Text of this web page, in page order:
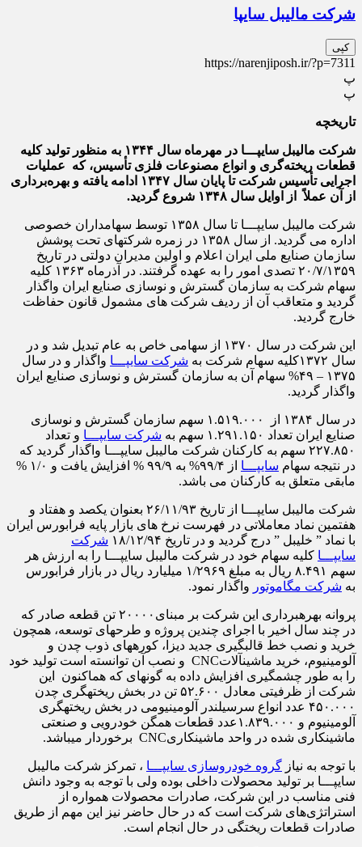
شرکت مالیبل سایپا
کپی
https://narenjiposh.ir/?p=7311
پ
پ
تاریخچه
شرکت مالیبل سایپـــا در مهرماه سال ۱۳۴۴ به­ منظور تولید کلیه
قطعات ریخته‌‌گری و انواع مصنوعات فلزی تأسیس، که عملیات
اجرایی تأسیس شرکت تا پایان سال ۱۳۴۷ ادامه یافته و بهره‌‌برداری
از آن عملاً از اوایل سال ۱۳۴۸ شروع گردید.
شرکت مالیبل سایپـــا تا سال ۱۳۵۸ توسط سهامداران خصوصی
اداره می گردید. از سال ۱۳۵۸ در زمره شرکتهای تحت پوشش
سازمان صنایع ملی ایران اعلام و اولین مدیران دولتی در تاریخ
۲۰/۷/۱۳۵۹ تصدی امور را به عهده گرفتند. در آذرماه ۱۳۶۳ کلیه
سهام شرکت به سازمان گسترش و نوسازی صنایع ایران واگذار
گردید و متعاقب آن از ردیف شرکت های مشمول قانون حفاظت
خارج گردید.
این شرکت در سال ۱۳۷۰ از سهامی خاص به عام تبدیل شد و در
سال ۱۳۷۲کلیه سهام شرکت به
شرکت سایپـــا واگذار و در سال
۱۳۷۵ – ۴۹% سهام آن به سازمان گسترش و نوسازی صنایع ایران
واگذار گردید.
در سال ۱۳۸۴ از ۱.۵۱۹.۰۰۰ سهم سازمان گسترش و نوسازی
صنایع ایران تعداد ۱.۲۹۱.۱۵۰ سهم به
شرکت سایپـــا و تعداد
۲۲۷.۸۵۰ سهم به کارکنان شرکت مالیبل سایپـــا واگذار گردید که
در نتیجه سهام سایپـــا
از ۹۹/۴% به ۹۹/۹ % افزایش یافت و ۱/۰ %
مابقی متعلق به کارکنان می­ باشد.
شرکت مالیبل سایپـــا از تاریخ ۲۶/۱۱/۹۳ بعنوان یکصد و هفتاد و
هفتمین نماد معاملاتی در فهرست نرخ های بازار پایه فرابورس ایران
با نماد ” خلیبل ” درج گردید و در تاریخ ۱۸/۱۲/۹۴
شرکت
سایپـــا کلیه سهام خود در شرکت مالیبل سایپـــا را به ارزش هر
سهم ۸.۴۹۱ ریال به مبلغ ۱/۲۹۶۹ میلیارد ریال در بازار فرابورس
به شرکت مگاموتور واگذار نمود.
پروانه بهره‎برداری این شرکت بر مبنای۲۰۰۰۰ تن قطعه صادر که
در چند سال اخیر با اجرای چندین پروژه و طرح­های توسعه، همچون
خرید و نصب خط قالبگیری جدید دیزا، کوره‎های ذوب چدن و
آلومینیوم، خرید ماشین‎آلاتCNC و نصب آن توانسته است تولید خود
را به طور چشمگیری افزایش داده به گونه‎ای که هم‎اکنون این
شرکت از ظرفیتی معادل ۵۲.۶۰۰ تن در بخش ریخته‎گری چدن
۴۵۰.۰۰۰ عدد انواع سرسیلندر آلومینیومی در بخش ریخته‎گری
آلومینیوم و ۱.۸۳۹.۰۰۰عدد قطعات همگن خودرویی و صنعتی
ماشینکاری شده در واحد ماشینکاریCNC برخوردار می‎باشد.
با توجه به نیاز گروه خودروسازی سایپـــا ، تمرکز شرکت مالیبل
سایپـــا بر تولید محصولات داخلی بوده ولی با توجه به وجود دانش
فنی مناسب در این شرکت، صادرات محصولات همواره از
استراتژی‌های شرکت است که در حال حاضر نیز این مهم از طریق
صادرات قطعات ریختگی در حال انجام است.